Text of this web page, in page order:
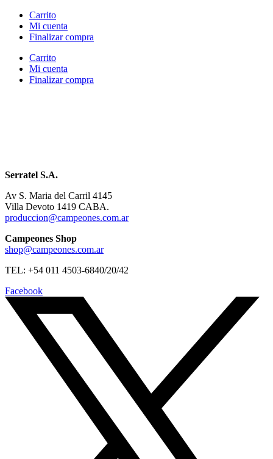
Carrito
Mi cuenta
Finalizar compra
Carrito
Mi cuenta
Finalizar compra
Serratel S.A.
Av S. Maria del Carril 4145
Villa Devoto 1419 CABA.
produccion@campeones.com.ar
Campeones Shop
shop@campeones.com.ar
TEL: +54 011 4503-6840/20/42
Facebook